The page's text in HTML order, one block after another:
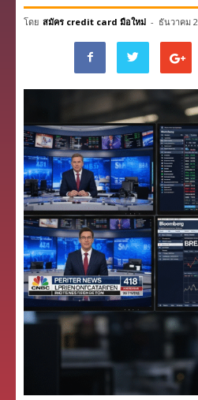
โดย สมัคร credit card มือใหม่ - ธันวาคม